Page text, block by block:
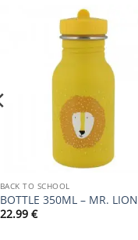
BACK TO SCHOOL
BOTTLE 350ML – MR. LION
22.99 €